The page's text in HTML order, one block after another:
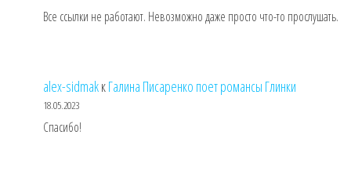
Все ссылки не работают. Невозможно даже просто что-то прослушать.
alex-sidmakкГалина Писаренко поет романсы Глинки
18.05.2023
Спасибо!